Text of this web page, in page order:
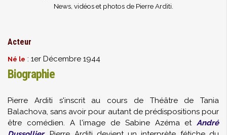
News, vidéos et photos de Pierre Arditi.
Acteur
Né le : 1er Décembre 1944
Biographie
Pierre Arditi s'inscrit au cours de Théâtre de Tania
Balachova, sans avoir pour autant de prédispositions pour
être comédien. A l'image de Sabine Azémaet André